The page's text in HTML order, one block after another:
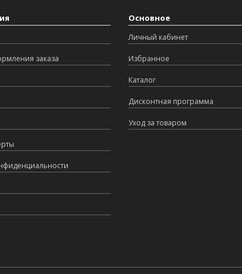
заказа
Основное
Личный кабинет
Избранное
Каталог
Дисконтная программа
Уход за товаром